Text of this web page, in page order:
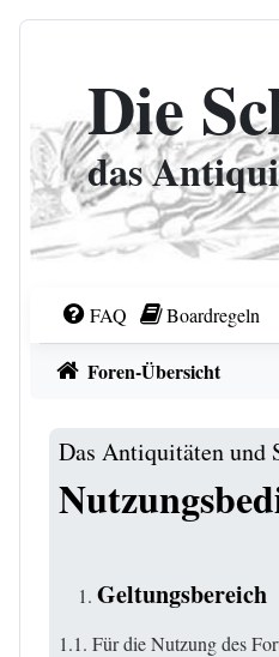
Zum Inhalt
Die
das
FAQ Boardregeln
Foren-Übersicht
Das Antiquitäten und
Geltungsbereich
1.1. Für die Nutzung des